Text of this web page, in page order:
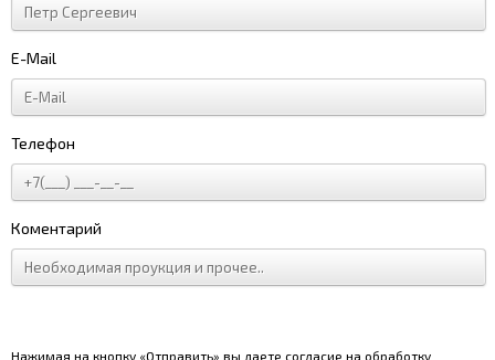
E-Mail
Телефон
Коментарий
Нажимая на кнопку «Отправить» вы даете согласие на обработку